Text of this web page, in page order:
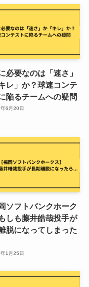
必要なのは「速さ」
レ」か？球速コンテ
陥るチームへの疑問
6月20日
ソフトバンクホーク
しも藤井皓哉投手が
脱になってしまった
1月25日